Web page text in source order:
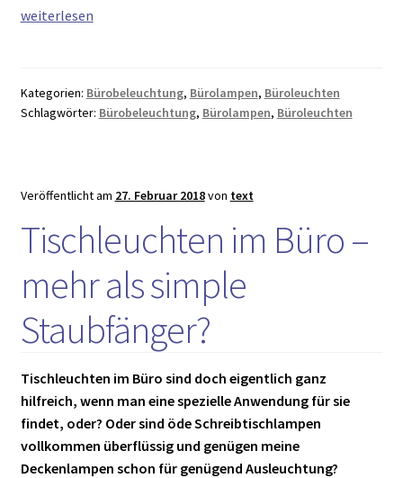
Von
Kleine
weiterlesen
Kategorien: Bürobeleuchtung, Bürolampen, Büroleuchten
Schlagwörter: Bürobeleuchtung, Bürolampen, Büroleuchten
Veröffentlicht am 27. Februar 2018von text
Tischleuchten im Büro –
mehr als simple
Staubfänger?
Tischleuchten im Büro sind doch eigentlich ganz
hilfreich, wenn man eine spezielle Anwendung für sie
findet, oder? Oder sind öde Schreibtischlampen
vollkommen überflüssig und genügen meine
Deckenlampen schon für genügend Ausleuchtung?